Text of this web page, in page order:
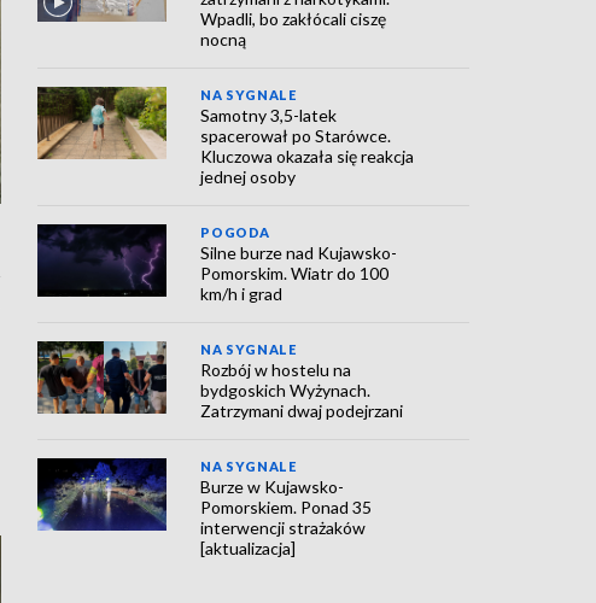
Wpadli, bo zakłócali ciszę
nocną
NA SYGNALE
Samotny 3,5-latek
spacerował po Starówce.
Kluczowa okazała się reakcja
jednej osoby
POGODA
Silne burze nad Kujawsko-
Pomorskim. Wiatr do 100
km/h i grad
NA SYGNALE
Rozbój w hostelu na
bydgoskich Wyżynach.
Zatrzymani dwaj podejrzani
NA SYGNALE
Burze w Kujawsko-
Pomorskiem. Ponad 35
interwencji strażaków
[aktualizacja]